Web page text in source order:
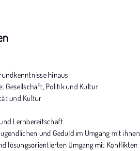
hinaus
Gesellschaft, Politik und Kultur
und Kultur
Lernbereitschaft
und Geduld im Umgang mit ihnen
lösungsorientierten Umgang mit Konflikten